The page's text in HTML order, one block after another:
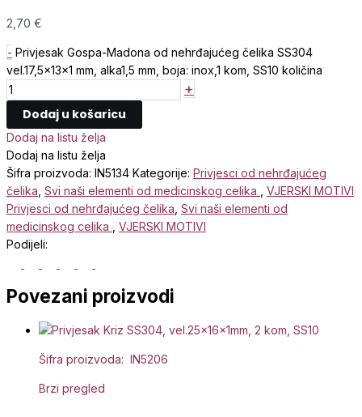
2,70 €
- Privjesak Gospa-Madona od nehrđajućeg čelika SS304
vel.17,5x13x1 mm, alka1,5 mm, boja: inox,1 kom, SS10 količina
+
Dodaj u košaricu
Dodaj na listu želja
Dodaj na listu želja
Šifra proizvoda: IN5134 Kategorije: Privjesci od nehrđajućeg
čelika Svi naši elementi od medicinskog celika
VJERSKI MOTIVI
Privjesci od nehrđajućeg čelika Svi naši elementi od
medicinskog celika
VJERSKI MOTIVI
Podijeli:
Povezani proizvodi
Šifra proizvoda: IN5206
Brzi pregled